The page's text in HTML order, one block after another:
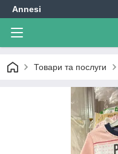
Annesi
Товари та послуги